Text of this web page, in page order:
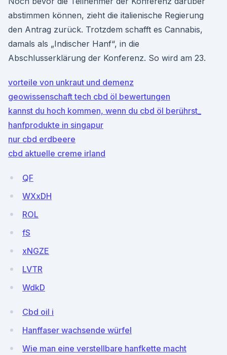
abstimmen können, zieht die italienische Regierung
den Antrag zurück. Trotzdem schafft es Cannabis,
damals als „Indischer Hanf“, in die
Abschlusserklärung der Konferenz. So wird am 23.
vorteile von unkraut und demenz
geowissenschaft tech cbd öl bewertungen
kannst du hoch kommen, wenn du cbd öl berührst_
hanfprodukte in singapur
nur cbd erdbeere
cbd aktuelle creme irland
QF
WXxDH
ROL
fS
xNGZE
LVTR
WdkD
Cbd oil i
Hanffaser wachsende würfel
Wie man eine verstellbare hanfkette macht